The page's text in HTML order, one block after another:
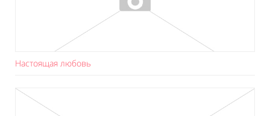
Настоящая любовь